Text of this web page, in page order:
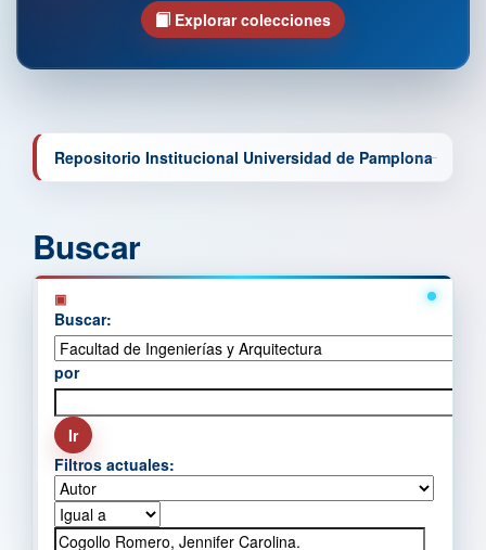
Explorar colecciones
Repositorio Institucional Universidad de Pamplona
Buscar
Buscar:
por
Filtros actuales: